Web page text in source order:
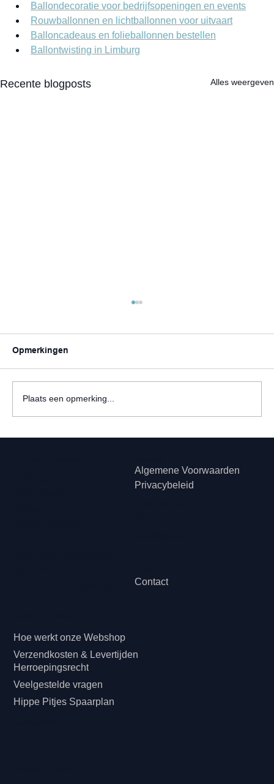
Ballondecoratie voor bedrijfsopeningen en events
Rouwballonnen en lichtballonnen voor uitvaart
Balloncadeaus en folieballonnen bestellen
Ballontwisting in Limburg
Recente blogposts Alles weergeven
gepersonaliseerde versiering
Opmerkingen
Plaats een opmerking...
Hoe werkt onze Webshop
Veelgestelde vragen
Verzendkosten & Levertijden
Herroepingsrecht
Hippe Pitjes Spaarplan
Algemene Voorwaarden
Privacybeleid
Contact